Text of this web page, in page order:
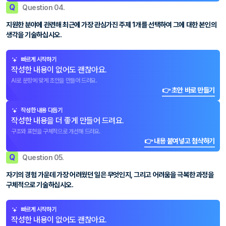
Q Question 04.
지원한 분야에 관련해 최근에 가장 관심가진 주제 1개를 선택하여 그에 대한 본인의
생각을 기술하십시오.
빠르게 시작하기
작성한 내용이 없어도 괜찮아요.
AI로 문항에 맞게 초안을 만들어 드려요.
👉 초안 바로 만들기
작성한 내용 다듬기
작성한 내용을 더 좋게 만들어 드려요.
구조와 표현을 구체적으로 개선해 드려요.
👉 내용 붙여넣고 첨삭하기
Q Question 05.
자기의 경험 가운데 가장 어려웠던 일은 무엇인지, 그리고 어려움을 극복한 과정을
구체적으로 기술하십시오.
빠르게 시작하기
작성한 내용이 없어도 괜찮아요.